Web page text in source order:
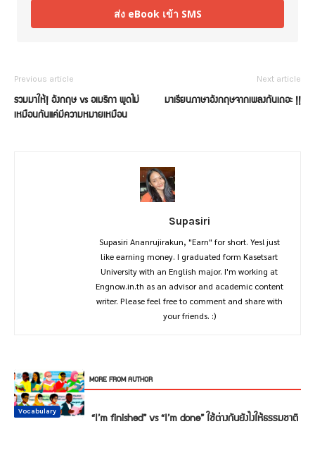
ส่ง eBook เข้า SMS
Previous article
รวมมาให้! อังกฤษ vs อเมริกา พูดไม่
เหมือนกันแค่มีความหมายเหมือน
Next article
มาเรียนภาษาอังกฤษจากเพลงกันเถอะ !!
Supasiri
Supasiri Ananrujirakun, "Earn" for short. Yes! just
like earning money. I graduated form Kasetsart
University with an English major. I'm working at
Engnow.in.th as an advisor and academic content
writer. Please feel free to comment and share with
your friends. :)
RELATED ARTICLES MORE FROM AUTHOR
Conversation “I’m finished” vs “I’m done” ใช้ต่างกันยังไงให้ธรรมชาติ
Vocabulary
Vocabulary
Vocabulary
Vocabulary
Vocabulary